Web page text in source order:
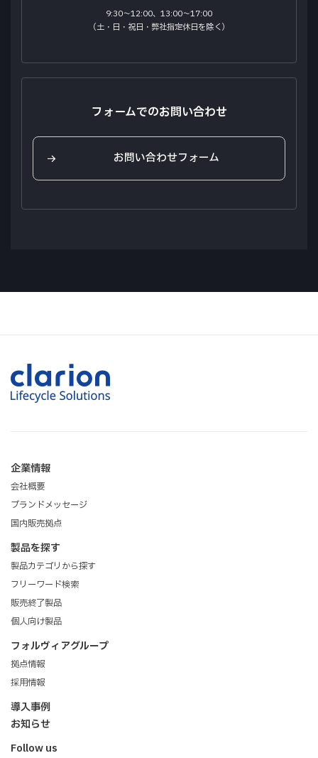
・ECE-R10に対応し、他の車載機にノイズなどの影
・過電流保護機能。
販売元：クラリオンライフサイクルソリューション
製造元：HELLA GmbH & Co. KGaA
10W
IP CODE
ケーブル長
300mm
ECE-R10 EMC; ECE-R65 TA1
9:30～12:00、13:00～17:00
（土・日・祝日・弊社指定休日を除く）
フォームでのお問い合わせ
お問い合わせフォーム
企業情報
会社概要
ブランドメッセージ
国内販売拠点
製品を探す
製品カテゴリから探す
フリーワード検索
販売終了製品
個人向け製品
フォルヴィアグループ
拠点情報
採用情報
導入事例
お知らせ
Follow us